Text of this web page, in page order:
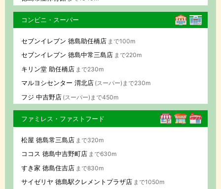
コンビニ・スーパー
セブンイレブン 徳島助任橋店 まで100m
セブンイレブン 徳島中常三島店 まで220m
キリン堂 助任橋店 まで230m
マルヨシセンター 渭北店 (スーパー)まで230m
フジ 中吉野店 (スーパー)まで450m
ファミレス・ファストフード
松屋 徳島常三島店 まで320m
ココス 徳島中吉野町店 まで630m
すき家 徳島住吉店 まで830m
サイゼリヤ 徳島駅クレメントプラザ店 まで1050m